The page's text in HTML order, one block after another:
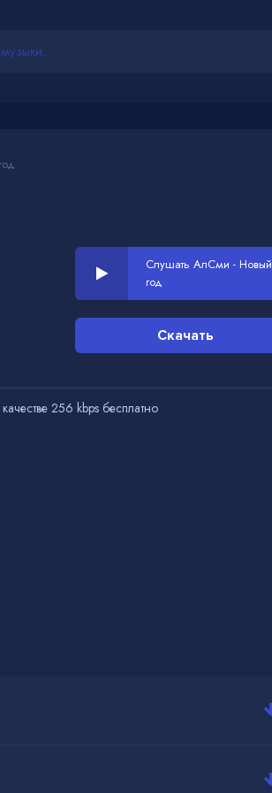
Слушать АлСми - Новый
год
Скачать
256 kbps бесплатно